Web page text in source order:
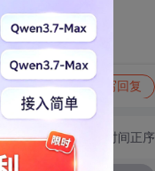
写回复
切换为时间正序